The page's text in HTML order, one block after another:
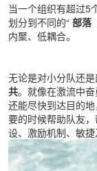
当一个组织有超过5
划分到不同的“ 部落
内聚、低耦合。
无论是对小分队还是
共。就像在激流中
还能尽快到达目的
要的时候帮助队友
设、激励机制、敏捷